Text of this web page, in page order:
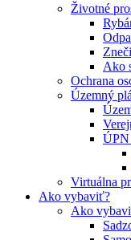
Životné
Ako
Ochrana
Územný
ÚPN
Virtuálna
Ako vybaviť?
Ako